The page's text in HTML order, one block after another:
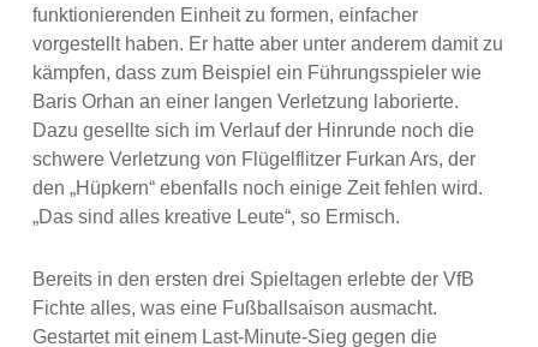
funktionierenden Einheit zu formen, einfacher
vorgestellt haben. Er hatte aber unter anderem damit zu
kämpfen, dass zum Beispiel ein Führungsspieler wie
Baris Orhan an einer langen Verletzung laborierte.
Dazu gesellte sich im Verlauf der Hinrunde noch die
schwere Verletzung von Flügelflitzer Furkan Ars, der
den „Hüpkern“ ebenfalls noch einige Zeit fehlen wird.
„Das sind alles kreative Leute“, so Ermisch.
Bereits in den ersten drei Spieltagen erlebte der VfB
Fichte alles, was eine Fußballsaison ausmacht.
Gestartet mit einem Last-Minute-Sieg gegen die